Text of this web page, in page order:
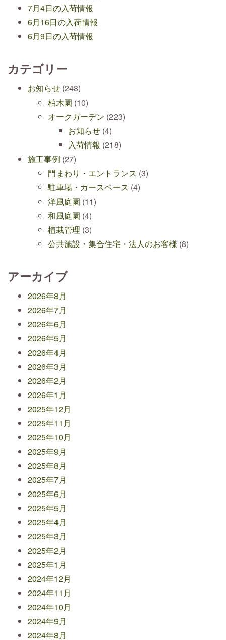
7月4日の入荷情報
6月16日の入荷情報
6月9日の入荷情報
カテゴリー
お知らせ (248)
柏木園 (10)
オークガーデン (223)
お知らせ (4)
入荷情報 (218)
施工事例 (27)
門まわり・エントランス (3)
駐車場・カースペース (4)
洋風庭園 (11)
和風庭園 (4)
植栽管理 (3)
公共施設・集合住宅・法人のお客様 (8)
アーカイブ
2026年8月
2026年7月
2026年6月
2026年5月
2026年4月
2026年3月
2026年2月
2026年1月
2025年12月
2025年11月
2025年10月
2025年9月
2025年8月
2025年7月
2025年6月
2025年5月
2025年4月
2025年3月
2025年2月
2025年1月
2024年12月
2024年11月
2024年10月
2024年9月
2024年8月